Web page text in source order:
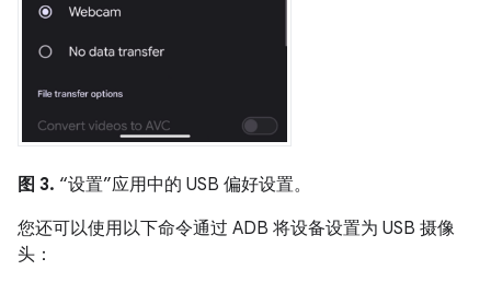
图 3. “设置”应用中的 USB 偏好设置。
您还可以使用以下命令通过 ADB 将设备设置为 USB 摄像
头：